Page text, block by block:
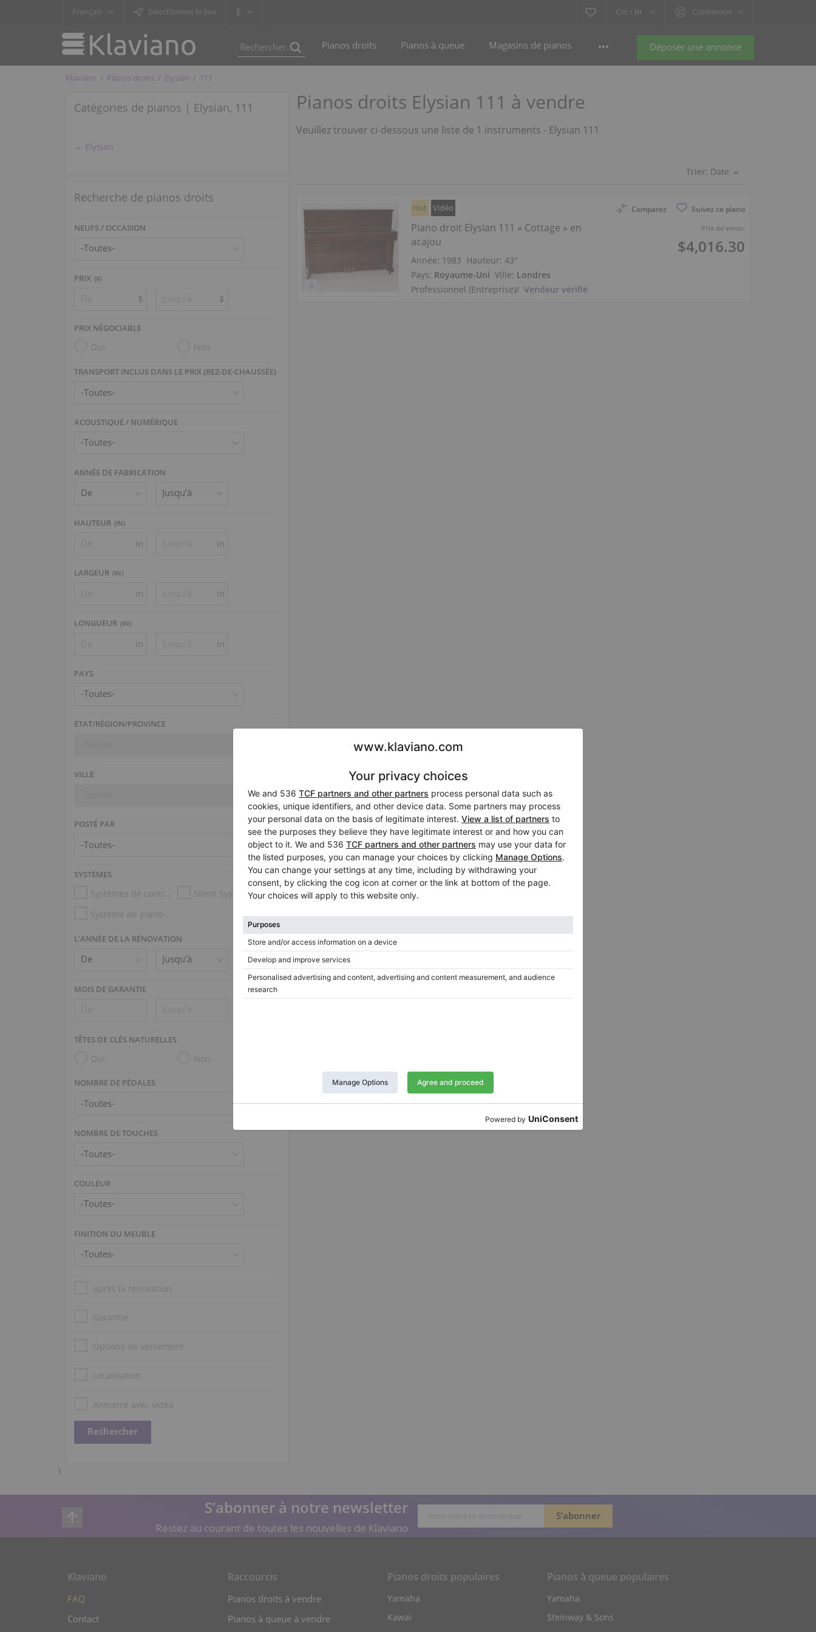
Français Sélectionnez le lieu $ Cm / In Connexion
Déposer une annonce
Pianos droits Pianos à queue Magasins de pianos
Klaviano Pianos droits Elysian 111
Catégories de pianos | Elysian, 111
← Elysian
Recherche de pianos droits
NEUFS / OCCASION
PRIX ($)
$ $
PRIX NÉGOCIABLE
Oui Non
TRANSPORT INCLUS DANS LE PRIX (REZ-DE-CHAUSSÉE)
ACOUSTIQUE / NUMÉRIQUE
ANNÉE DE FABRICATION
HAUTEUR (IN)
in in
LARGEUR (IN)
in in
LONGUEUR (IN)
in in
PAYS
-Toutes-
ÉTAT/RÉGION/PROVINCE
VILLE
POSTÉ PAR
SYSTÈMES
Systèmes de contrôle d’humidité
Silent System
Système de piano mécanique (p.ex. Disklavier, PianoDisc)
L’ANNÉE DE LA RÉNOVATION
MOIS DE GARANTIE
TÊTES DE CLÉS NATURELLES
Oui Non
NOMBRE DE PÉDALES
NOMBRE DE TOUCHES
COULEUR
FINITION DU MEUBLE
après la rénovation
Garantie
Options de versement
Localisation
Annonce avec vidéo
\
Pianos droits Elysian 111 à vendre
Veuillez trouver ci-dessous une liste de 1 instruments - Elysian 111
Trier: Date
Comparez Suivez ce piano
Prix de vente:
$4,016.30
Hot Vidéo
Piano droit Elysian 111 « Cottage » en
acajou
Année: 1983 Hauteur:43″
Pays: Royaume-Uni Ville: Londres
Professionnel (Entreprise)/ Vendeur vérifié
S’abonner à notre newsletter
Restez au courant de toutes les nouvelles de Klaviano
Klaviano
FAQ
Contact
Raccourcis
Pianos droits à vendre
Pianos à queue à vendre
Pianos droits populaires
Yamaha
Kawai
Pianos à queue populaires
Yamaha
Steinway & Sons